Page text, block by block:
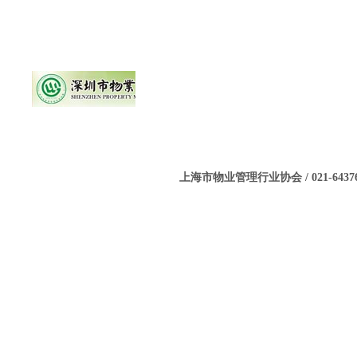
上海市物业管理行业协会 / 021-